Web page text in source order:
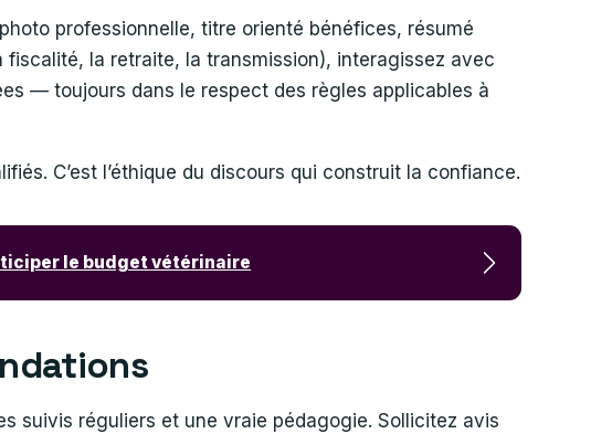
professionnelle, titre orienté bénéfices, résumé
la retraite, la transmission), interagissez avec
— toujours dans le respect des règles applicables à
C’est l’éthique du discours qui construit la confiance.
le budget vétérinaire
suivis réguliers et une vraie pédagogie. Sollicitez avis